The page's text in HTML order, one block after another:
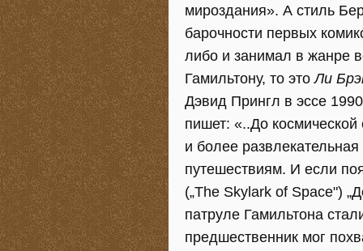
мироздания». А стиль
барочности первых
либо и занимал в жанре
Гамильтону, то этоЛи
Дэвид Прингл в эссе
пишет: «..До
и более
путешествиям. И если
(„The Skylark of Space")
патруле Гамильтона
предшественник мог